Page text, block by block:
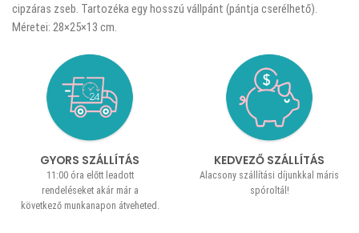
cipzáras zseb. Tartozéka egy hosszú vállpánt (pántja cserélhető).
Méretei: 28×25×13 cm.
GYORS SZÁLLÍTÁS
11:00 óra előtt leadott
rendeléseket akár már a
következő munkanapon átveheted.
KEDVEZŐ SZÁLLÍTÁS
Alacsony szállítási díjunkkal máris
spóroltál!